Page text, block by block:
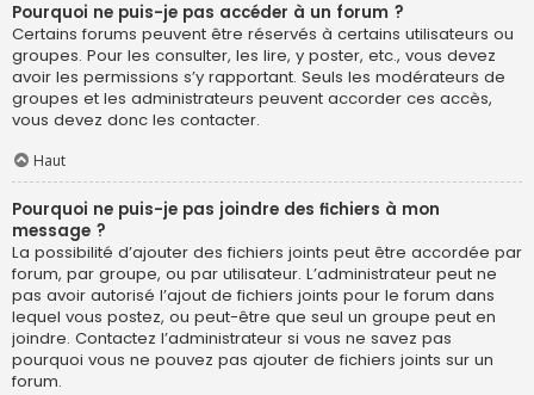
Pourquoi ne puis-je pas accéder à un forum ?
Certains forums peuvent être réservés à certains utilisateurs ou
groupes. Pour les consulter, les lire, y poster, etc., vous devez
avoir les permissions s’y rapportant. Seuls les modérateurs de
groupes et les administrateurs peuvent accorder ces accès,
vous devez donc les contacter.
Haut
Pourquoi ne puis-je pas joindre des fichiers à mon
message ?
La possibilité d’ajouter des fichiers joints peut être accordée par
forum, par groupe, ou par utilisateur. L’administrateur peut ne
pas avoir autorisé l’ajout de fichiers joints pour le forum dans
lequel vous postez, ou peut-être que seul un groupe peut en
joindre. Contactez l’administrateur si vous ne savez pas
pourquoi vous ne pouvez pas ajouter de fichiers joints sur un
forum.